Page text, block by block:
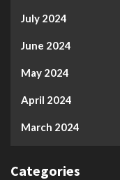
July 2024
June 2024
May 2024
April 2024
March 2024
Categories